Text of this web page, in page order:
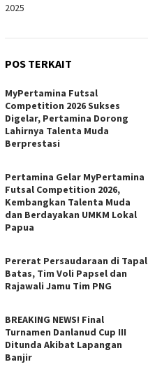
2025
POS TERKAIT
MyPertamina Futsal
Competition 2026 Sukses
Digelar, Pertamina Dorong
Lahirnya Talenta Muda
Berprestasi
Pertamina Gelar MyPertamina
Futsal Competition 2026,
Kembangkan Talenta Muda
dan Berdayakan UMKM Lokal
Papua
Pererat Persaudaraan di Tapal
Batas, Tim Voli Papsel dan
Rajawali Jamu Tim PNG
BREAKING NEWS! Final
Turnamen Danlanud Cup III
Ditunda Akibat Lapangan
Banjir